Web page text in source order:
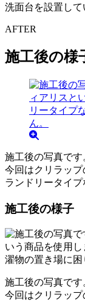
洗面台を設置して
AFTER
施工後の様
施工後の写真です
今回はクリラップ
ランドリータイプ
施工後の様子
施工後の写真です
今回はクリラップ